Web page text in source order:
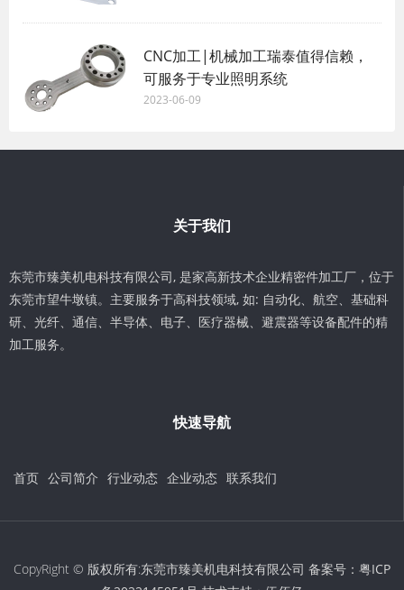
CNC加工|机械加工瑞泰值得信赖，
可服务于专业照明系统
2023-06-09
关于我们
东莞市臻美机电科技有限公司, 是家高新技术企业精密件加工厂，位于
东莞市望牛墩镇。主要服务于高科技领域, 如: 自动化、航空、基础科
研、光纤、通信、半导体、电子、医疗器械、避震器等设备配件的精
加工服务。
快速导航
首页 公司简介 行业动态 企业动态 联系我们
CopyRight © 版权所有:东莞市臻美机电科技有限公司 备案号： 粤ICP